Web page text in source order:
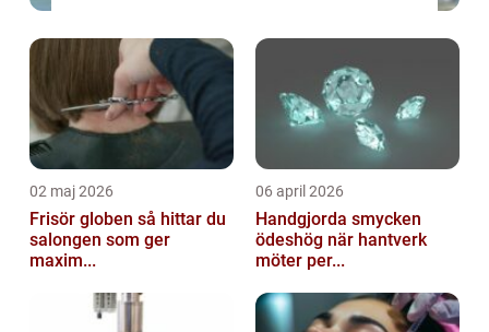
02 maj 2026
Frisör globen så hittar du
salongen som ger
maxim...
06 april 2026
Handgjorda smycken
ödeshög när hantverk
möter per...